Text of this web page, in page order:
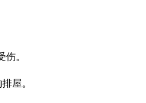
。
屋。